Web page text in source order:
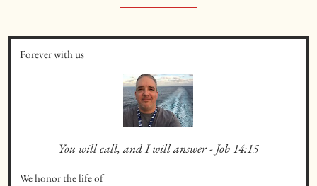
Forever with us
You will call, and I will answer - Job 14:15
We honor the life of